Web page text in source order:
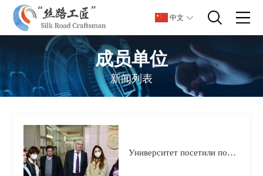
中文
成员单位
新闻列表
Университет посетили послы Колумбии и Доминиканы